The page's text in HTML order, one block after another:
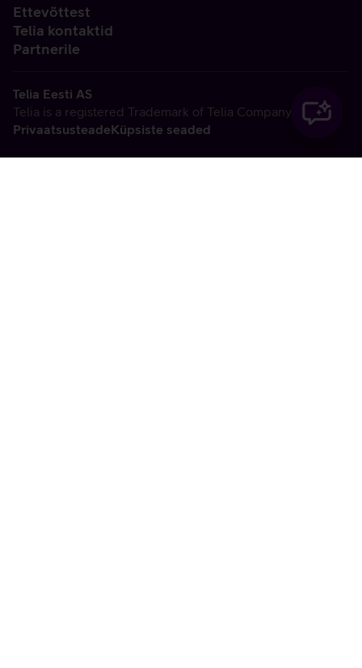
Ettevõttest
Telia kontaktid
Partnerile
Telia Eesti AS
Telia is a registered Trademark of Telia Company AB
PrivaatsusteadeKüpsiste seaded